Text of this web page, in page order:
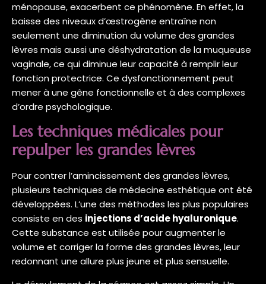
ménopause, exacerbent ce phénomène. En effet, la
baisse des niveaux d’œstrogène entraîne non
seulement une diminution du volume des grandes
lèvres mais aussi une déshydratation de la muqueuse
vaginale, ce qui diminue leur capacité à remplir leur
fonction protectrice. Ce dysfonctionnement peut
mener à une gêne fonctionnelle et à des complexes
d’ordre psychologique.
Les techniques médicales pour
repulper les grandes lèvres
Pour contrer l’amincissement des grandes lèvres,
plusieurs techniques de médecine esthétique ont été
développées. L’une des méthodes les plus populaires
consiste en des injections d’acide hyaluronique.
Cette substance est utilisée pour augmenter le
volume et corriger la forme des grandes lèvres, leur
redonnant une allure plus jeune et plus sensuelle.